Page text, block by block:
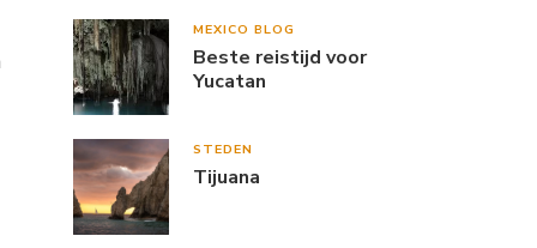
MEXICO BLOG
Beste reistijd voor
Yucatan
STEDEN
Tijuana